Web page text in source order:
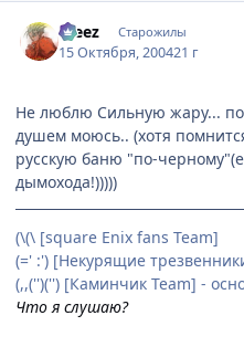
Freez Старожилы
15 Октября, 200421 г
Не люблю Сильную жару...
душем моюсь.. (хотя
русскую баню "по-
дымохода!)))))
(\(\ [square Enix fans Team]
(=' :') [Некурящие
(,,('')('') [Каминчик Team] -
Что я слушаю?